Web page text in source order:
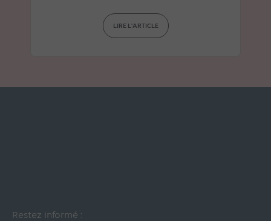
LIRE L'ARTICLE
Restez informé :